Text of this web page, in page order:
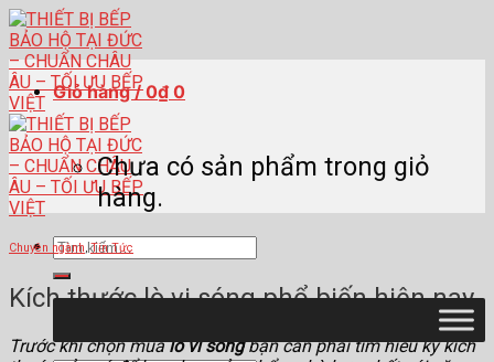
Skip
to
content
Tìm
kiếm:
Giỏ hàng /0₫ 0
Chưa có sản phẩm trong giỏ
hàng.
Chuyên ngành,Tin Tức
Kích thước lò vi sóng phổ biến hiện nay
Trước khi chọn mualò vi sóngbạn cần phải tìm hiểu kỹ kích